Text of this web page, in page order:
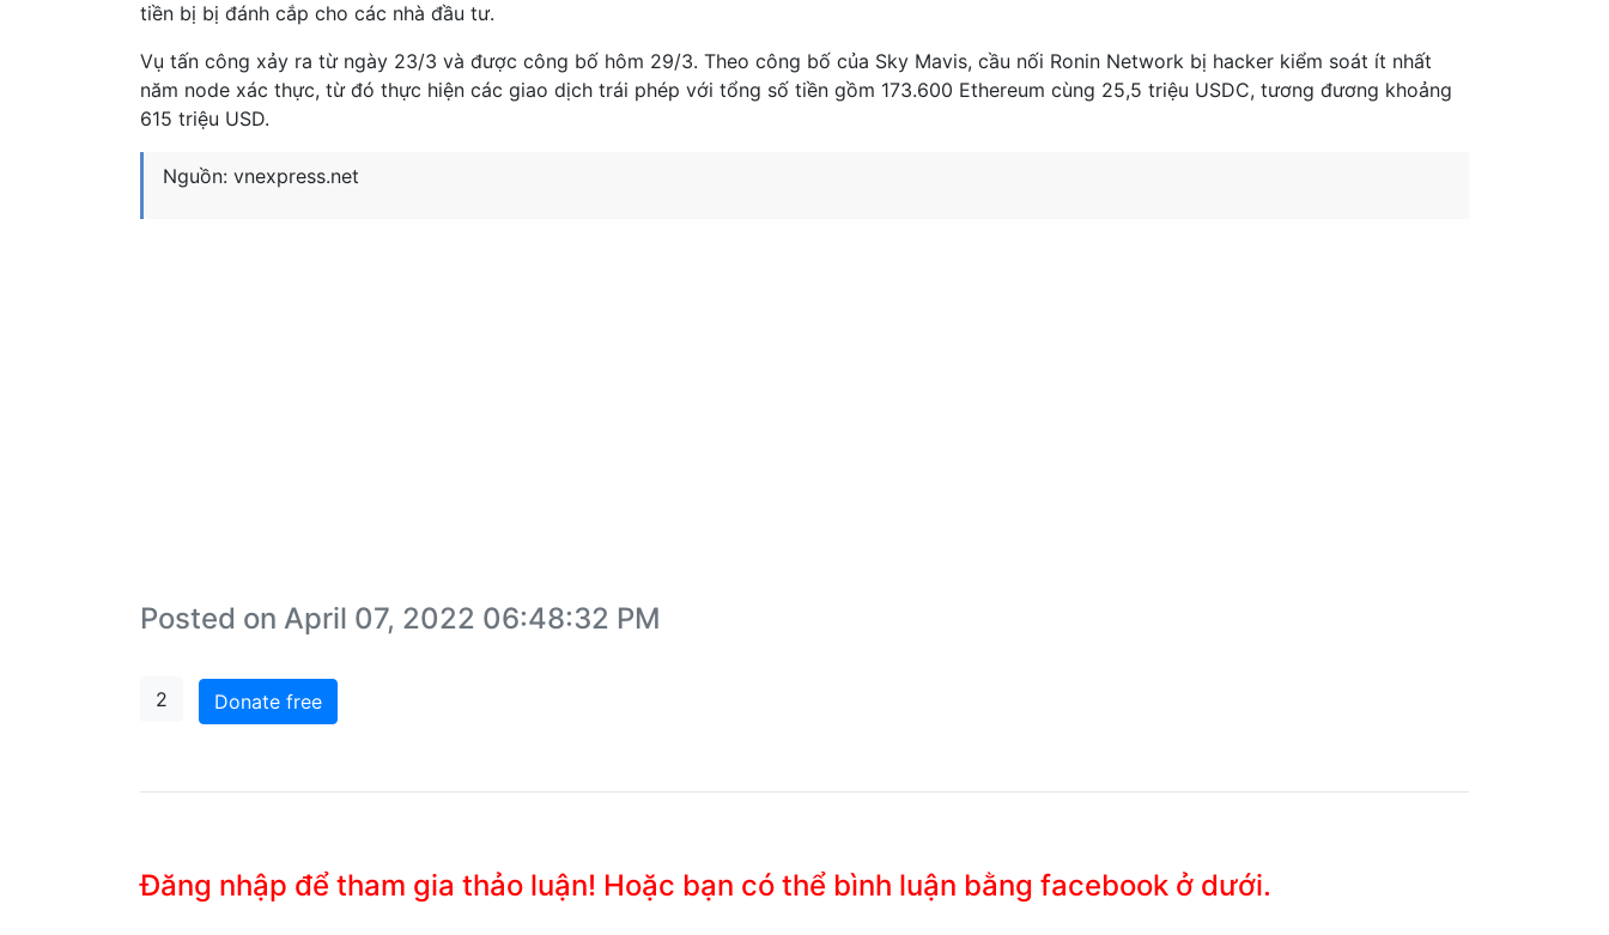
tiền bị bị đánh cắp cho các nhà đầu tư.
Vụ tấn công xảy ra từ ngày 23/3 và được công bố hôm 29/3. Theo công bố của Sky Mavis, cầu nối Ronin Network bị hacker kiểm soát ít nhất
năm node xác thực, từ đó thực hiện các giao dịch trái phép với tổng số tiền gồm 173.600 Ethereum cùng 25,5 triệu USDC, tương đương khoảng
615 triệu USD.
Nguồn: vnexpress.net
Posted on April 07, 2022 06:48:32 PM
2 Donate free
Đăng nhập để tham gia thảo luận! Hoặc bạn có thể bình luận bằng facebook ở dưới.